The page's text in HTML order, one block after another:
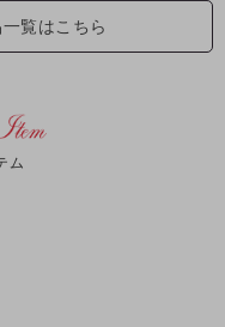
覧はこちら
ム